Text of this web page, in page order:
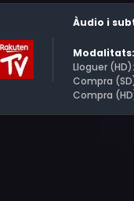
aviat, uns homes
Àudio i
Modalitats:
Lloguer
Compra
Compra